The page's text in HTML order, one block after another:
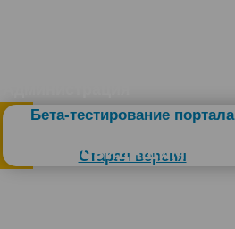
Бета-тестирование портала
Старая версия
Слабовидящим